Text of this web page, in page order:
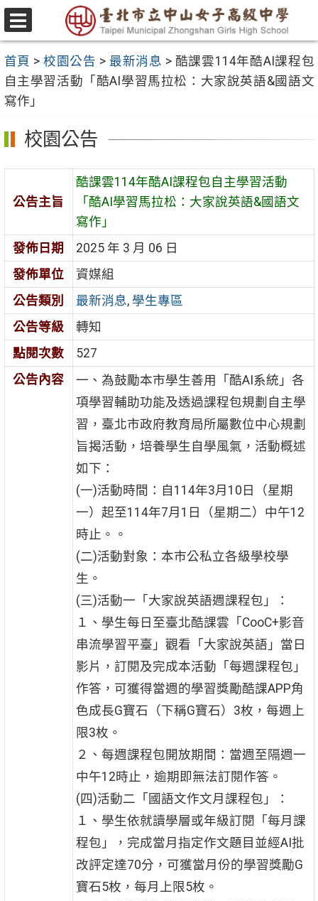
跳
至
要
內
容
區
選
單
首頁 >校園公告 > 最新消息 > 酷課雲114年酷AI課程包
自主學習活動「酷AI學習馬拉松：大家說英語&國語文
寫作」
校園公告
公告主旨
酷課雲114年酷AI課程包自主學習活動
「酷AI學習馬拉松：大家說英語&國語文
寫作」
發佈日期
2025 年 3 月 06 日
發佈單位
資媒組
公告類別
最新消息, 學生專區
公告等級
轉知
點閱次數
527
公告內容
一、為鼓勵本市學生善用「酷AI系統」各
項學習輔助功能及透過課程包規劃自主學
習，臺北市政府教育局所屬數位中心規劃
旨揭活動，培養學生自學風氣，活動概述
如下：
(一)活動時間：自114年3月10日（星期
一）起至114年7月1日（星期二）中午12
時止。。
(二)活動對象：本市公私立各級學校學
生。
(三)活動一「大家說英語週課程包」：
１、學生每日至臺北酷課雲「CooC+影音
串流學習平臺」觀看「大家說英語」當日
影片，訂閱及完成本活動「每週課程包」
作答，可獲得當週的學習獎勵酷課APP角
色成長G寶石（下稱G寶石）3枚，每週上
限3枚。
２、每週課程包開放期間：當週至隔週一
中午12時止，逾期即無法訂閱作答。
(四)活動二「國語文作文月課程包」：
１、學生依就讀學層或年級訂閱「每月課
程包」，完成當月指定作文題目並經AI批
改評定達70分，可獲當月份的學習獎勵G
寶石5枚，每月上限5枚。